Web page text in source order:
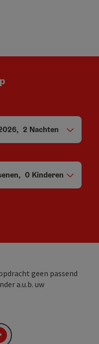
, 2 Nachten
, 0 Kinderen
geen passend
a.u.b. uw